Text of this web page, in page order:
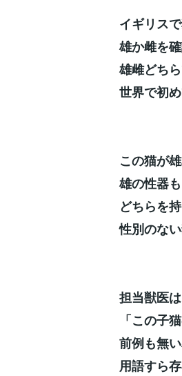
イギリス
雄か雌を
雄雌どち
世界で初
この猫が
雄の性器
どちらを
性別のな
担当獣医は
「この子
前例も無
用語すら